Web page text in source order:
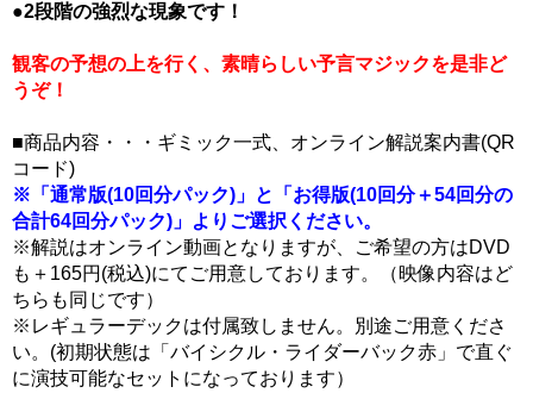
●2段階の強烈な現象です！
観客の予想の上を行く、素晴らしい予言マジックを是非ど
うぞ！
■商品内容・・・ギミック一式、オンライン解説案内書(QR
コード)
※「通常版(10回分パック)」と「お得版(10回分＋54回分の
合計64回分パック)」よりご選択ください。
※解説はオンライン動画となりますが、ご希望の方はDVD
も＋165円(税込)にてご用意しております。（映像内容はど
ちらも同じです）
※レギュラーデックは付属致しません。別途ご用意くださ
い。(初期状態は「バイシクル・ライダーバック赤」で直ぐ
に演技可能なセットになっております）